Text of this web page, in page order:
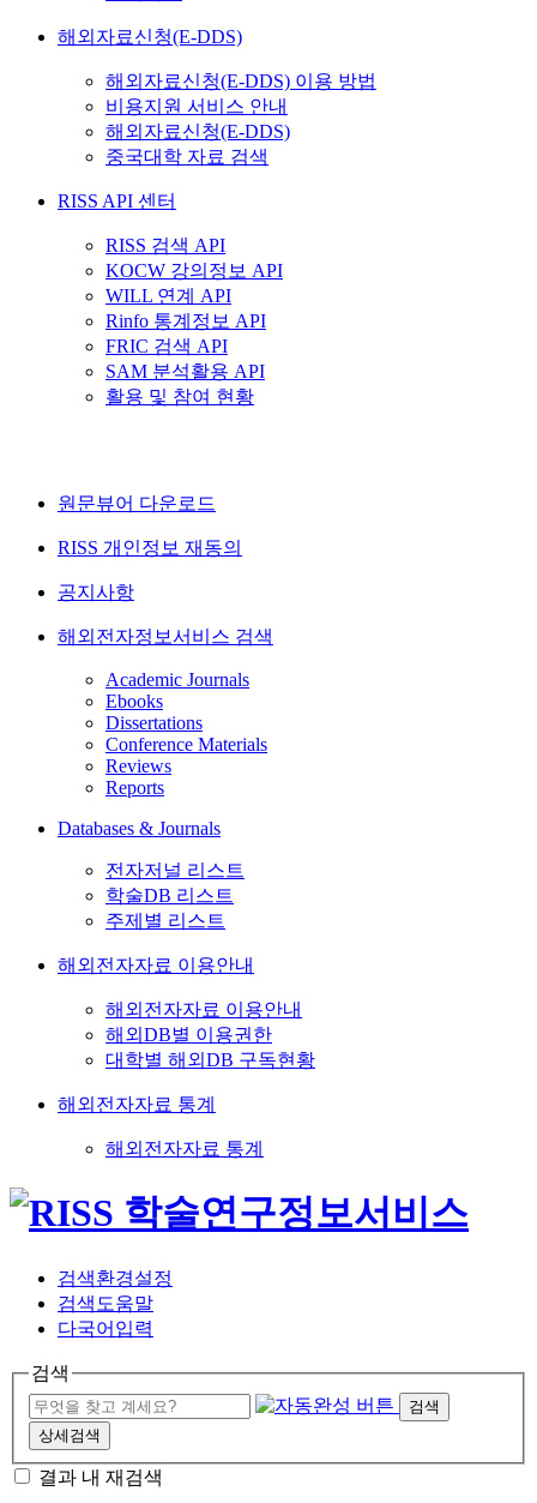
해외자료신청(E-DDS)
해외자료신청(E-DDS) 이용 방법
비용지원 서비스 안내
해외자료신청(E-DDS)
중국대학 자료 검색
RISS API 센터
RISS 검색 API
KOCW 강의정보 API
WILL 연계 API
Rinfo 통계정보 API
FRIC 검색 API
SAM 분석활용 API
활용 및 참여 현황
원문뷰어 다운로드
RISS 개인정보 재동의
공지사항
해외전자정보서비스 검색
Academic Journals
Ebooks
Dissertations
Conference Materials
Reviews
Reports
Databases & Journals
전자저널 리스트
학술DB 리스트
주제별 리스트
해외전자자료 이용안내
해외전자자료 이용안내
해외DB별 이용권한
대학별 해외DB 구독현황
해외전자자료 통계
해외전자자료 통계
검색환경설정
검색도움말
다국어입력
검색
검색
상세검색
결과 내 재검색